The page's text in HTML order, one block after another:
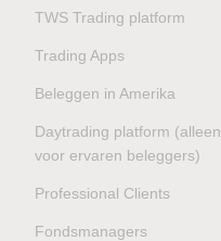
TWS Trading platform
Trading Apps
Beleggen in Amerika
Daytrading platform (alleen
voor ervaren beleggers)
Professional Clients
Fondsmanagers